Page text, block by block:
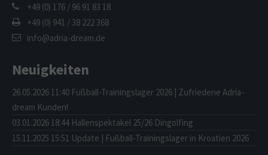
+49 (0) 176 / 96 91 83 18
+49 (0) 941 / 38 222 368
info@adria-dream.de
Neuigkeiten
26.05.2026 11:40 Fußball-Trainingslager 2026 | Zufriedene Adria-
dream Kunden!
03.01.2026 18:44 Hallenspektakel 25/26 Dingolfing
15.11.2025 15:51 Update | Fußball-Trainingslager in Kroatien 2026